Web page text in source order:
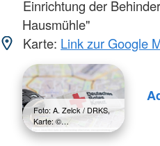
Einrichtung der
Hausmühle"
Karte: Link zur Google
Foto: A. Zelck / DRKS,
Karte: ©…